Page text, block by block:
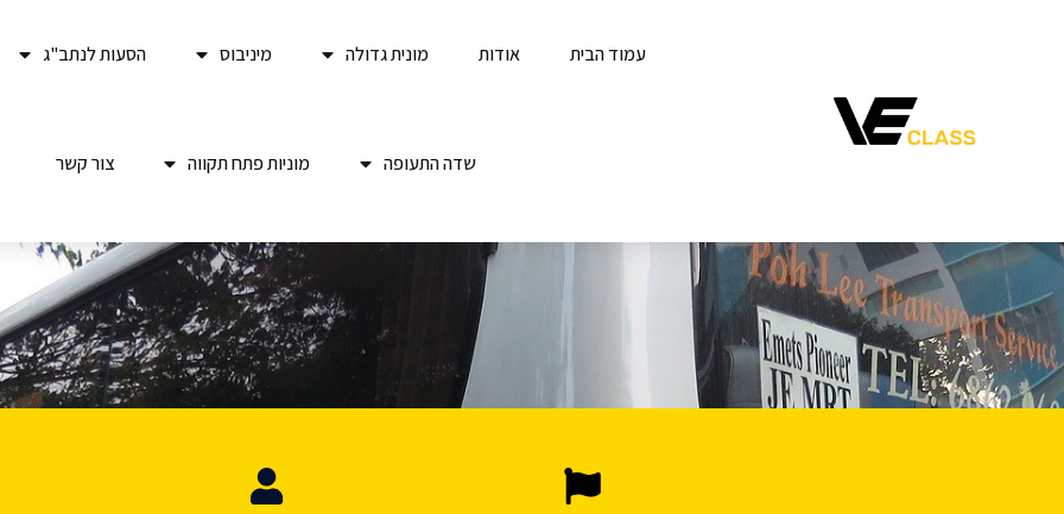
עמוד הבית אודות מונית גדולה מיניבוס הסעות לנתב"ג
שדה התעופה מוניות פתח תקווה צור קשר